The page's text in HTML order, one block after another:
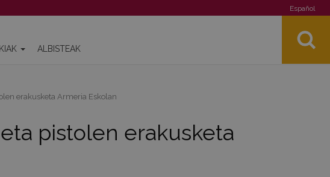
Español
ALBISTEAK
erakusketa Armeria Eskolan
pistolen erakusketa